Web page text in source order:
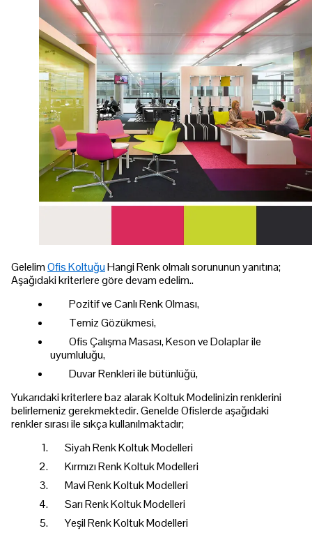
GelelimOfis KoltuğuHangi Renk olmalı sorununun yanıtına;
Aşağıdaki kriterlere göre devam edelim..
Pozitif ve Canlı Renk Olması,
Temiz Gözükmesi,
Ofis Çalışma Masası, Keson ve Dolaplar ile
uyumluluğu,
Duvar Renkleri ile bütünlüğü,
Yukarıdaki kriterlere baz alarak Koltuk Modelinizin renklerini
belirlemeniz gerekmektedir. Genelde Ofislerde aşağıdaki
renkler sırası ile sıkça kullanılmaktadır;
Siyah Renk Koltuk Modelleri
Kırmızı Renk Koltuk Modelleri
Mavi Renk Koltuk Modelleri
Sarı Renk Koltuk Modelleri
Yeşil Renk Koltuk Modelleri